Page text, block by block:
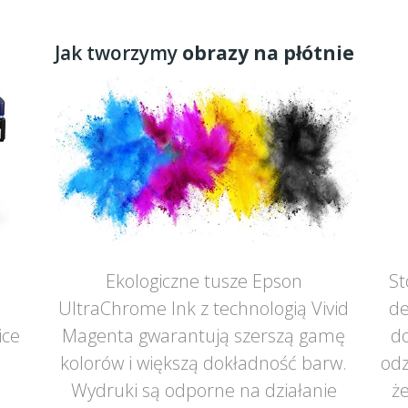
Jak tworzymyobrazy na płótnie
Ekologiczne tusze Epson
UltraChrome Ink z technologią Vivid
Magenta gwarantują szerszą gamę
kolorów i większą dokładność barw.
Wydruki są odporne na działanie